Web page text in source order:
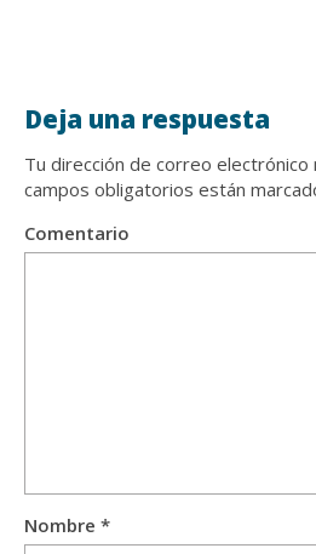
Deja una respuesta
Tu dirección de correo electrónico
campos obligatorios están
Comentario
Nombre *